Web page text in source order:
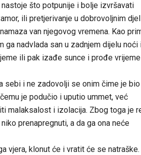
što potpunije i bolje izvršavati
ili pretjerivanje u dobrovoljnim
van njegovog vremena. Kao
ga nadvlada san u zadnjem dijelu noći
ili pak izađe sunce i prođe vrijeme
sebi i ne zadovolji se onim čime je bio
je podučio i uputio ummet, već
malaksalost i izolacija. Zbog toga je
prenapregnuti, a da ga ona neće
vjera, klonut će i vratit će se natraške.